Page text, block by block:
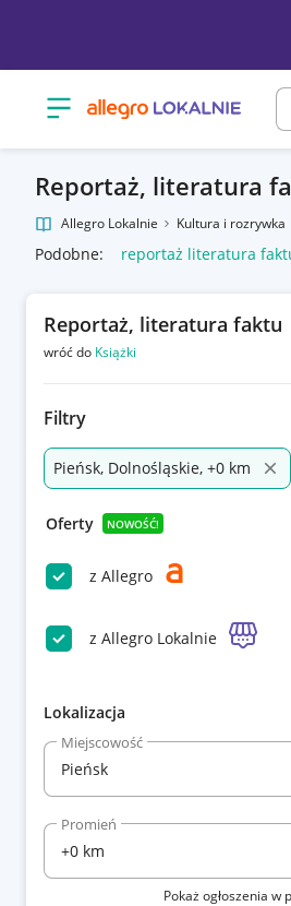
Otwórz menu z kategoriami
Reportaż, literatura
Allegro Lokalnie Kultura i rozrywka
Podobne: reportaż literatura
Reportaż, literatura faktu
wróć do Książki
Filtry
Pieńsk, Dolnośląskie, +0 km
Oferty NOWOŚĆ!
z Allegro
z Allegro Lokalnie
Lokalizacja
Miejscowość
Promień
Pokaż ogłoszenia w